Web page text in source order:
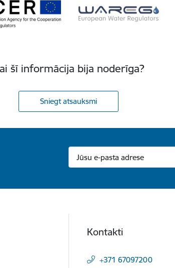
šī informācija bija noderīga?
Sniegt atsauksmi
Kontakti
+371 67097200